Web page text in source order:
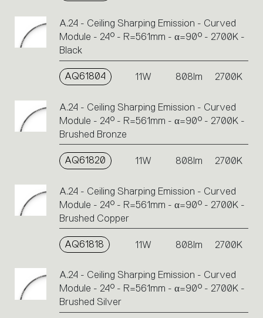
A.24 - Ceiling Sharping Emission - Curved
Module - 24° - R=561mm - α=90° - 2700K -
Black
AQ61804 11W 808lm 2700K
A.24 - Ceiling Sharping Emission - Curved
Module - 24° - R=561mm - α=90° - 2700K -
Brushed Bronze
AQ61820 11W 808lm 2700K
A.24 - Ceiling Sharping Emission - Curved
Module - 24° - R=561mm - α=90° - 2700K -
Brushed Copper
AQ61818 11W 808lm 2700K
A.24 - Ceiling Sharping Emission - Curved
Module - 24° - R=561mm - α=90° - 2700K -
Brushed Silver